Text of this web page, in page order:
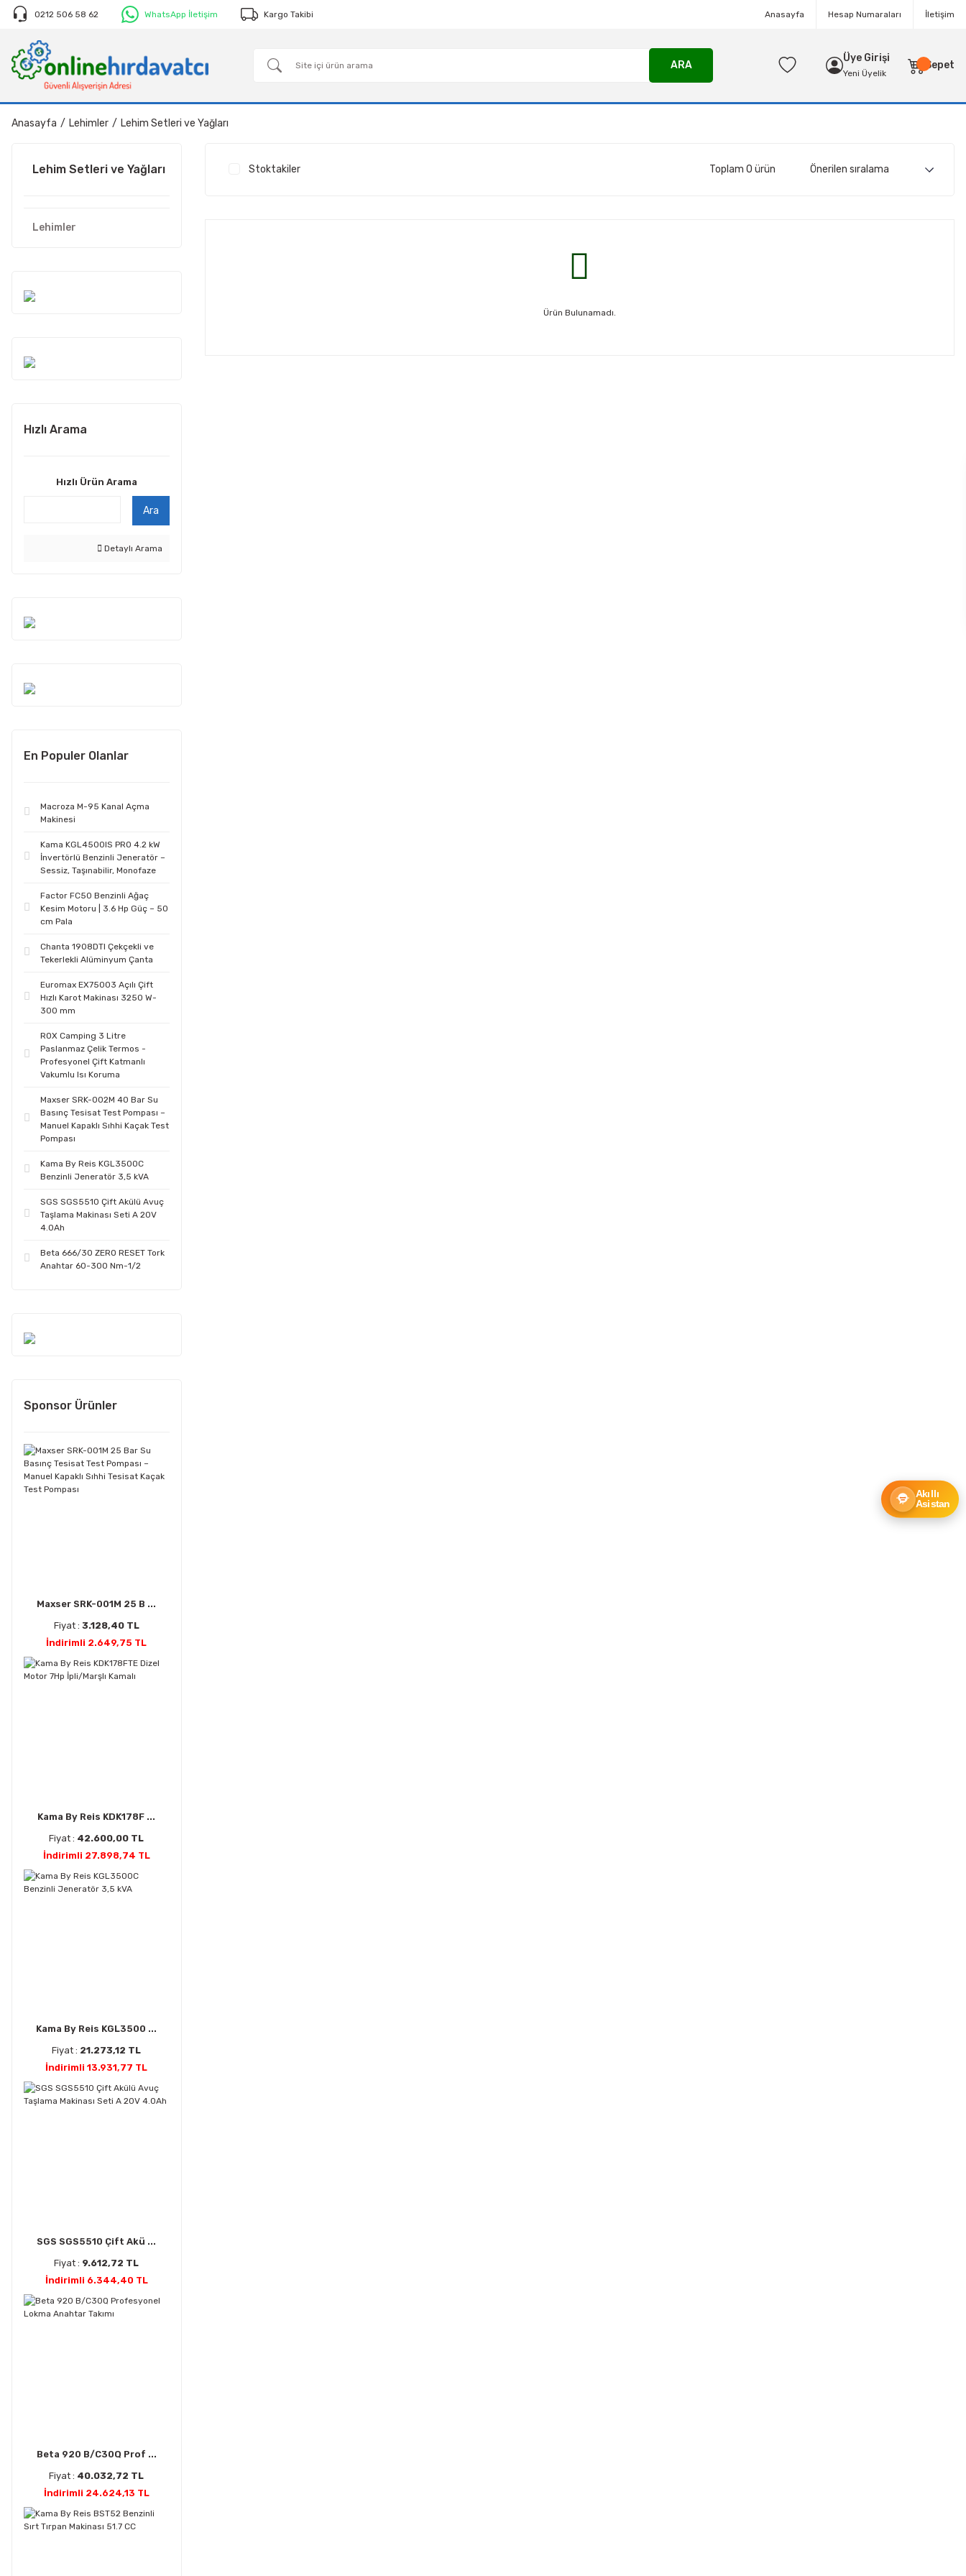
0212 506 58 62 WhatsApp İletişim Kargo Takibi Anasayfa Hesap Numaraları İletişim
ARA
Üye Girişi
Yeni Üyelik
Sepet
Anasayfa Lehimler Lehim Setleri ve Yağları
Lehim Setleri ve Yağları
Lehimler
Hızlı Arama
Hızlı Ürün Arama
Ara
Detaylı Arama
En Populer Olanlar
Macroza M-95 Kanal Açma
Makinesi
Kama KGL4500IS PRO 4.2 kW
İnvertörlü Benzinli Jeneratör –
Sessiz, Taşınabilir, Monofaze
Factor FC50 Benzinli Ağaç
Kesim Motoru | 3.6 Hp Güç – 50
cm Pala
Chanta 1908DTI Çekçekli ve
Tekerlekli Alüminyum Çanta
Euromax EX75003 Açılı Çift
Hızlı Karot Makinası 3250 W-
300 mm
ROX Camping 3 Litre
Paslanmaz Çelik Termos -
Profesyonel Çift Katmanlı
Vakumlu Isı Koruma
Maxser SRK-002M 40 Bar Su
Basınç Tesisat Test Pompası –
Manuel Kapaklı Sıhhi Kaçak Test
Pompası
Kama By Reis KGL3500C
Benzinli Jeneratör 3,5 kVA
SGS SGS5510 Çift Akülü Avuç
Taşlama Makinası Seti A 20V
4.0Ah
Beta 666/30 ZERO RESET Tork
Anahtar 60-300 Nm-1/2
Sponsor Ürünler
Maxser SRK-001M 25 B ...
Fiyat : 3.128,40 TL
İndirimli 2.649,75 TL
Kama By Reis KDK178F ...
Fiyat : 42.600,00 TL
İndirimli 27.898,74 TL
Kama By Reis KGL3500 ...
Fiyat : 21.273,12 TL
İndirimli 13.931,77 TL
SGS SGS5510 Çift Akü ...
Fiyat : 9.612,72 TL
İndirimli 6.344,40 TL
Beta 920 B/C30Q Prof ...
Fiyat : 40.032,72 TL
İndirimli 24.624,13 TL
Stoktakiler Toplam 0 ürün
Ürün Bulunamadı.
Akıllı
Asistan